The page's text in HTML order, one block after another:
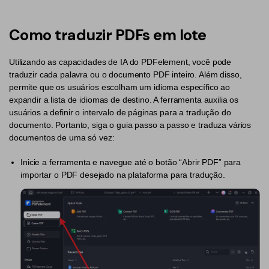
Juntar PDF
Word para PDF
PDFelement Cloud
Organizar PDF
Cortar PDF
Formulário PDF
PDF em Lote
Assinar Legalmente
Redigir Inteligente
PDF OCR
Extrair Dados em PDF
Dicas de negócios
Conhecimento de PDF
Encontre mais tópicos
Soluções de PDF para
Serviço de TI
Jurídico
Saúde
Financeiro
Governo
Como traduzir PDFs em lote
Utilizando as capacidades de IA do PDFelement, você pode
traduzir cada palavra ou o documento PDF inteiro. Além disso,
permite que os usuários escolham um idioma específico ao
expandir a lista de idiomas de destino. A ferramenta auxilia os
usuários a definir o intervalo de páginas para a tradução do
documento. Portanto, siga o guia passo a passo e traduza vários
documentos de uma só vez:
Inicie a ferramenta e navegue até o botão “Abrir PDF” para
importar o PDF desejado na plataforma para tradução.